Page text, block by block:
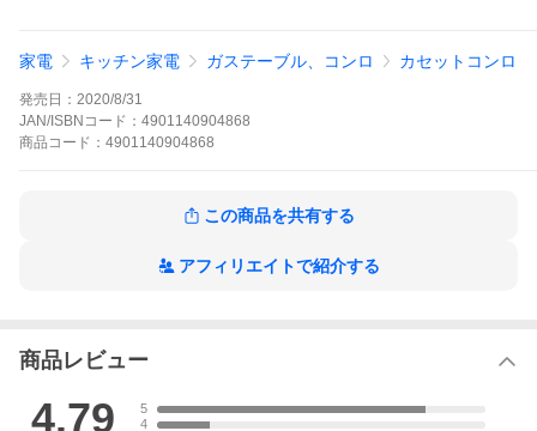
●コンロを衝撃から守り、安全に持ち運んだり、収納・保管ができ
【スペック】
●型式：CB-ODX-JR オリーブ（ＣＢＯＤＸＪＲ）
燃焼継続時間：約102分（イワタニカセットガス、パワーゴールド
のとき、強火連続燃焼にてカセットボンベを使い切るまでの実測
着脱方式：マグネット式
使用ガス：イワタニカセットガス、イワタニカセットガスパワー
付属品：専用キャリングケース
家電 キッチン家電 ガステーブル、コンロ カセットコンロ
発売日： 2020/8/31
JAN/ISBNコード： 4901140904868
商品 コード： 4901140904868
この商品を共有する
アフィリエイトで紹介する
商品レビュー
4.79
5
4